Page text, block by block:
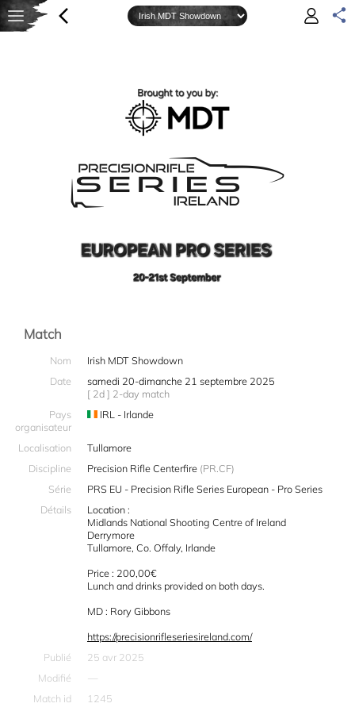
Match
Nom
Irish MDT Showdown
Date
samedi 20-dimanche 21 septembre 2025
[ 2d ] 2-day match
Pays
organisateur
IRL - Irlande
Localisation
Tullamore
Discipline
Precision Rifle Centerfire (PR.CF)
Série
PRS EU - Precision Rifle Series European - Pro Series
Détails
Location :
Midlands National Shooting Centre of Ireland
Derrymore
Tullamore, Co. Offaly, Irlande
Price : 200,00€
Lunch and drinks provided on both days.
MD : Rory Gibbons
https://precisionrifleseriesireland.com/
Publié
25 avr 2025
Modifié
—
Match id
1245